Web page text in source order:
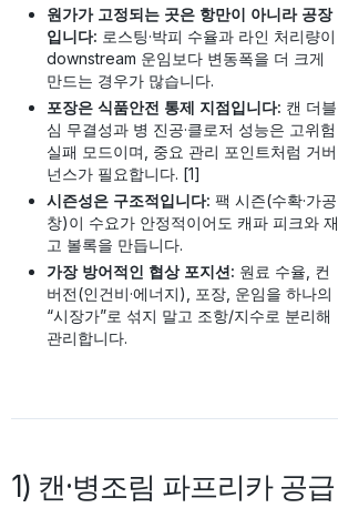
원가가 고정되는 곳은 항만이 아니라 공장
입니다: 로스팅·박피 수율과 라인 처리량이
downstream 운임보다 변동폭을 더 크게
만드는 경우가 많습니다.
포장은 식품안전 통제 지점입니다: 캔 더블
심 무결성과 병 진공·클로저 성능은 고위험
실패 모드이며, 중요 관리 포인트처럼 거버
넌스가 필요합니다. [1]
시즌성은 구조적입니다: 팩 시즌(수확·가공
창)이 수요가 안정적이어도 캐파 피크와 재
고 볼록을 만듭니다.
가장 방어적인 협상 포지션: 원료 수율, 컨
버전(인건비·에너지), 포장, 운임을 하나의
“시장가”로 섞지 말고 조항/지수로 분리해
관리합니다.
1) 캔·병조림 파프리카 공급